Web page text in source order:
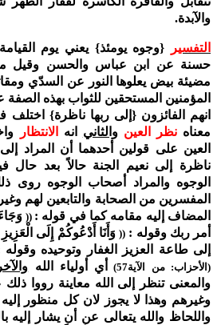
والآبدة.
التفسير
{وجوه يومئذ} يعني يوم
حسنة عن ابن عباس والحسن وقيل
مضيئة بيض يعلوها النور عن السدّي
المؤمنين المستحقين للثواب بهذه الصفة
انهم الفائزون {إلى ربها ناظرة}
معناهنظر العين والثاني انه الانتظار
العين على قولين أحدهما أن المراد
ناظرة إلى نعيم الجنة حالاً بعد حال
الوجوه والمراد أصحاب الوجوه
المفسرين من الصحابة والتابعين لهم
المضاف إليه مقامه كما في قوله : ((
أمر ربك وقوله : ((وَأَنَا أَدْعُوكُمْ إِلَى الْعَزِيزِ
إلى طاعة العزيز الغفار وتوحيده وقوله
(الأحزاب: من الآية57)
أي أولياء الله والآخر
والمعنى تنظر إلى الله معاينة رووا
وغيرهم وهذا لا يجوز لان كل منظور إليه
واللحاظ والله يتعالى عن أن يشار إليه